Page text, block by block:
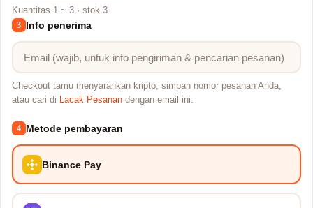
Kuantitas 1 ~ 3 · stok 3
3 Info penerima
Checkout tamu menyarankan kripto; simpan nomor pesanan Anda,
atau cari di Lacak Pesanan dengan email ini.
4 Metode pembayaran
Binance Pay